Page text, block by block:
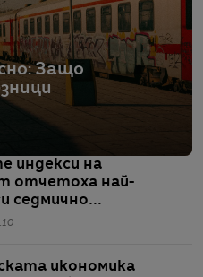
Защо
индекси на
отчетоха най-
седмично
от април насам
икономика